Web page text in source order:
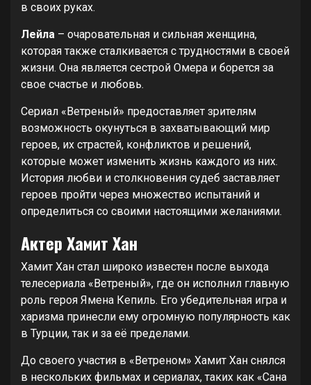
в своих руках.
Лейла – очаровательная и сильная женщина,
которая также сталкивается с трудностями в своей
жизни. Она является сестрой Омера и борется за
свое счастье и любовь.
Сериал «Ветреный» предоставляет зрителям
возможность окунуться в захватывающий мир
героев, их страстей, конфликтов и решений,
которые может изменить жизнь каждого из них.
История любви и столкновения судеб заставляет
героев пройти через множество испытаний и
определиться со своими настоящими желаниями.
Актер Хамит Хан
Хамит Хан стал широко известен после выхода
телесериала «Ветреный», где он исполнил главную
роль героя Ямена Кепиль. Его убедительная игра и
харизма принесли ему огромную популярность как
в Турции, так и за её пределами.
До своего участия в «Ветреном» Хамит Хан снялся
в нескольких фильмах и сериалах, таких как «Сана